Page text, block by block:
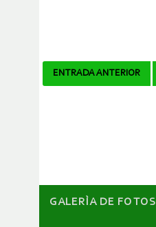
Navegador
ENTRADA ANTERIOR
GALERÌA DE FOTOS